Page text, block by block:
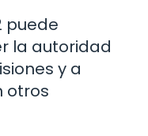
puede
la autoridad
y a
otros